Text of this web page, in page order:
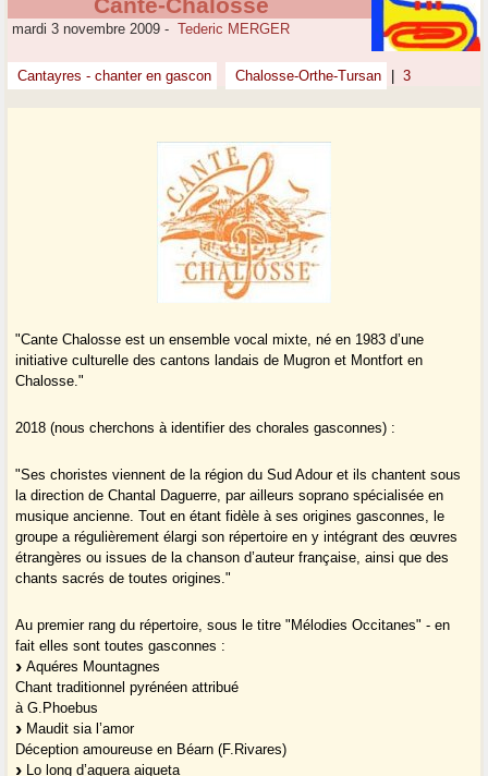
Cante-Chalosse
mardi 3 novembre 2009 - Tederic MERGER
Cantayres - chanter en gascon Chalosse-Orthe-Tursan 3
"Cante Chalosse est un ensemble vocal mixte, né en 1983 d’une
initiative culturelle des cantons landais de Mugron et Montfort en
Chalosse."
2018 (nous cherchons à identifier des chorales gasconnes) :
"Ses choristes viennent de la région du Sud Adour et ils chantent sous
la direction de Chantal Daguerre, par ailleurs soprano spécialisée en
musique ancienne. Tout en étant fidèle à ses origines gasconnes, le
groupe a régulièrement élargi son répertoire en y intégrant des œuvres
étrangères ou issues de la chanson d’auteur française, ainsi que des
chants sacrés de toutes origines."
Au premier rang du répertoire, sous le titre "Mélodies Occitanes" - en
fait elles sont toutes gasconnes :
Aquéres Mountagnes
Chant traditionnel pyrénéen attribué
à G.Phoebus
Maudit sia l’amor
Déception amoureuse en Béarn (F.Rivares)
Lo long d’aquera aigueta